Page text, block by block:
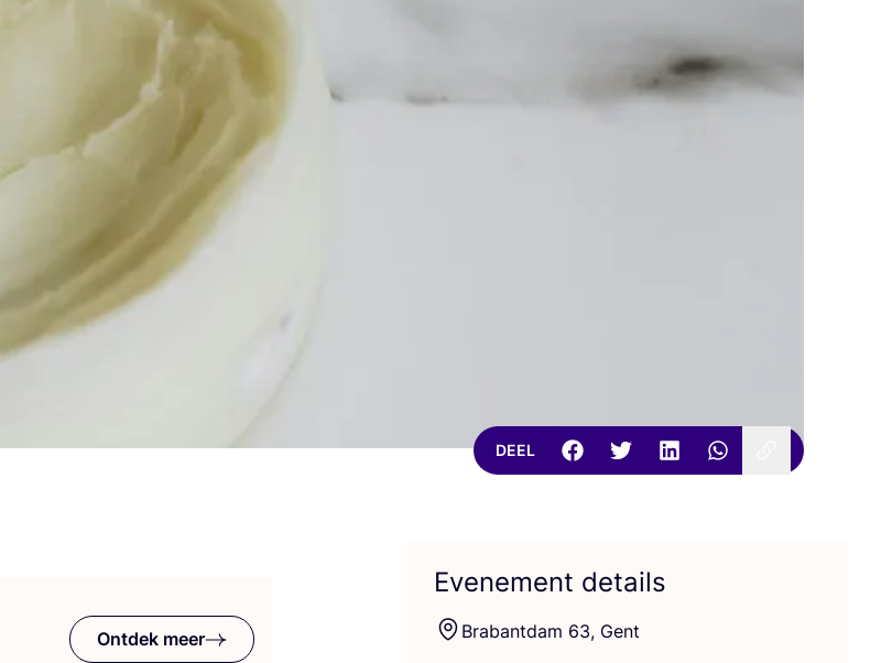
DEEL
Ontdek meer
Evenement details
Bra­bant­dam 63, Gent